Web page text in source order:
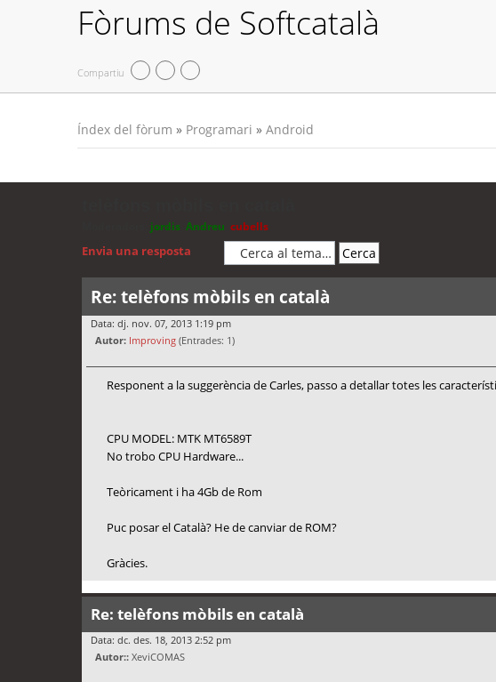
Fòrums de Softcatalà
Compartiu
Índex del fòrum » Programari » Android
jordis Andreu cubells
Envia una resposta
Re: telèfons mòbils en català
Data: dj. nov. 07, 2013 1:19 pm
Autor: Improving (Entrades: 1)
Responent a la suggerència de Carles, passo a detallar totes les
CPU MODEL: MTK MT6589T
No trobo CPU Hardware...
Teòricament i ha 4Gb de Rom
Puc posar el Català? He de canviar de ROM?
Gràcies.
Re: telèfons mòbils en català
Data: dc. des. 18, 2013 2:52 pm
Autor:: XeviCOMAS